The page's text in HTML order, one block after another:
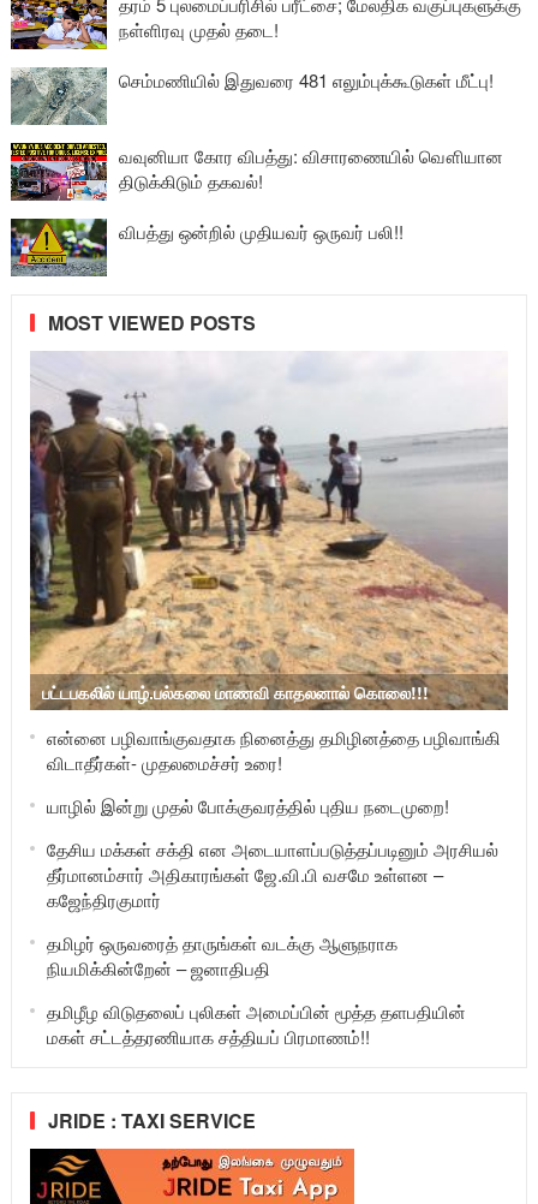
நள்ளிரவு முதல் தடை!
செம்மணியில் இதுவரை 481 எலும்புக்கூடுகள் மீட்பு!
வவுனியா கோர விபத்து: விசாரணையில் வௌியான
திடுக்கிடும் தகவல்!
விபத்து ஒன்றில் முதியவர் ஒருவர் பலி!!
MOST VIEWED POSTS
பட்டபகலில் யாழ்.பல்கலை மாணவி காதலனால் கொலை!!!
என்னை பழிவாங்குவதாக நினைத்து தமிழினத்தை பழிவாங்கி
விடாதீர்கள்- முதலமைச்சர் உரை!
யாழில் இன்று முதல் போக்குவரத்தில் புதிய நடைமுறை!
தேசிய மக்கள் சக்தி என அடையாளப்படுத்தப்படினும் அரசியல்
தீர்மானம்சார் அதிகாரங்கள் ஜே.வி.பி வசமே உள்ளன –
கஜேந்திரகுமார்
தமிழர் ஒருவரைத் தாருங்கள் வடக்கு ஆளுநராக
நியமிக்கின்றேன் – ஜனாதிபதி
தமிழீழ விடுதலைப் புலிகள் அமைப்பின் மூத்த தளபதியின்
மகள் சட்டத்தரணியாக சத்தியப் பிரமாணம்!!
JRIDE : TAXI SERVICE